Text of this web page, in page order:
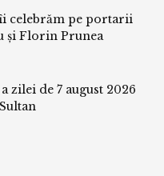
îi celebrăm pe portarii
și Florin Prunea
zilei de 7 august 2026